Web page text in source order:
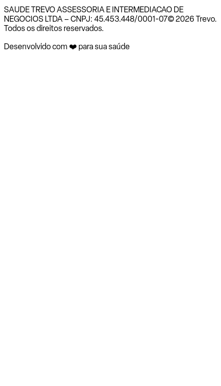
SAUDE TREVO ASSESSORIA E INTERMEDIACAO DE
NEGOCIOS LTDA – CNPJ: 45.453.448/0001-07© 2026 Trevo.
Todos os direitos reservados.
Desenvolvido com ❤️ para sua saúde